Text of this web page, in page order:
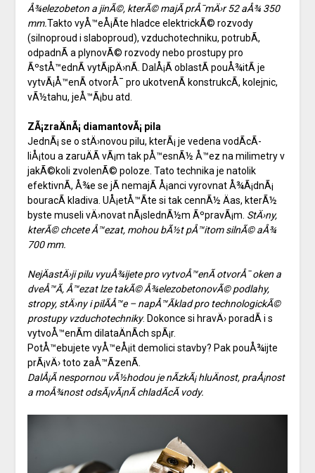
Å¾elezobeton a jinÃ©, kterÃ© majÃ­ prÅ¯mÄ›r 52 aÅ¾ 350
mm.Takto vyÅ™eÅ¡Ã­te hladce elektrickÃ© rozvody
(silnoproud i slaboproud), vzduchotechniku, potrubÃ­,
odpadnÃ­ a plynovÃ© rozvody nebo prostupy pro
ÃºstÅ™ednÃ­ vytÃ¡pÄ›nÃ­. DalÅ¡Ã­ oblastÃ­ pouÅ¾itÃ­ je
vytvÃ¡Å™enÃ­ otvorÅ¯ pro ukotvenÃ­ konstrukcÃ­, kolejnic,
vÃ½tahu, jeÅ™Ã¡bu atd.
ZÃ¡zraÄnÃ¡ diamantovÃ¡ pila
JednÃ¡ se o stÄ›novou pilu, kterÃ¡ je vedena vodÃ­cÃ­
liÅ¡tou a zaruÄÃ­ vÃ¡m tak pÅ™esnÃ½ Å™ez na milimetry v
jakÃ©koli zvolenÃ© poloze. Tato technika je natolik
efektivnÃ­, Å¾e se jÃ­ nemajÃ­ Å¡anci vyrovnat Å¾Ã¡dnÃ¡
bouracÃ­ kladiva. UÅ¡etÅ™Ã­te si tak cennÃ½ Äas, kterÃ½
byste museli vÄ›novat nÃ¡slednÃ½m ÃºpravÃ¡m. StÄ›ny,
kterÃ© chcete Å™ezat, mohou bÃ½t pÅ™itom silnÃ© aÅ¾
700 mm.
NejÄastÄ›ji pilu vyuÅ¾ijete pro vytvoÅ™enÃ­ otvorÅ¯ oken a
dveÅ™Ã­, Å™ezat lze takÃ© Å¾elezobetonovÃ© podlahy,
stropy, stÄ›ny i pilÃ­Å™e – napÅ™Ã­klad pro technologickÃ©
prostupy vzduchotechniky. Dokonce si hravÄ› poradÃ­ i s
vytvoÅ™enÃ­m dilataÄnÃ­ch spÃ¡r.
PotÅ™ebujete vyÅ™eÅ¡it demolici stavby? Pak pouÅ¾ijte
prÃ¡vÄ› toto zaÅ™Ã­zenÃ­.
DalÅ¡Ã­ nespornou vÃ½hodou je nÃ­zkÃ¡ hluÄnost, praÅ¡nost
a moÅ¾nost odsÃ¡vÃ¡nÃ­ chladÃ­cÃ­ vody.